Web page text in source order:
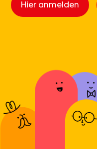
Hier anmelden